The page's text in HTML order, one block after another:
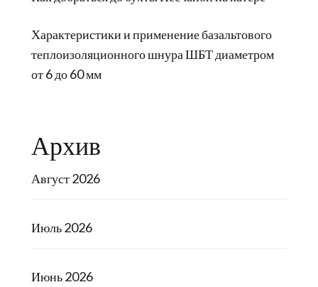
Характеристики и применение базальтового
теплоизоляционного шнура ШБТ диаметром
от 6 до 60 мм
Архив
Август 2026
Июль 2026
Июнь 2026